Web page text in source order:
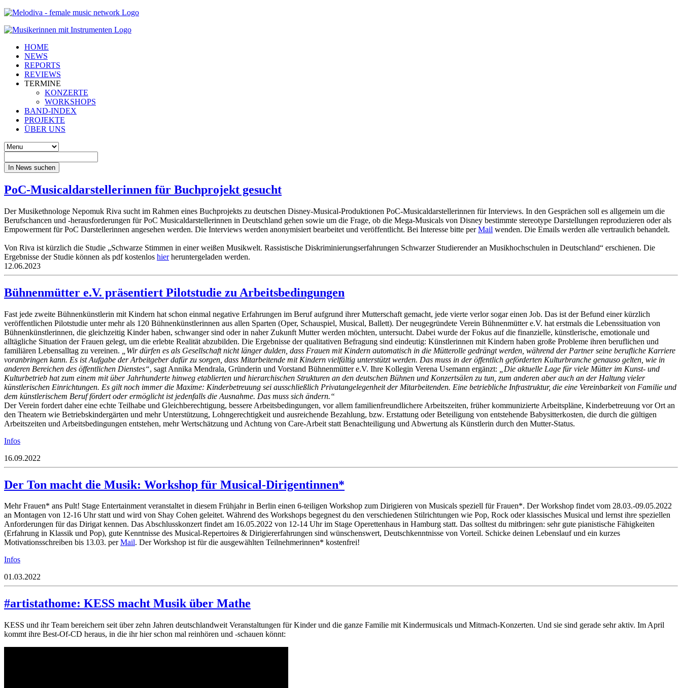
HOME
NEWS
REPORTS
REVIEWS
TERMINE
KONZERTE
WORKSHOPS
BAND-INDEX
PROJEKTE
ÜBER UNS
In News suchen
PoC-Musicaldarstellerinnen für Buchprojekt gesucht
Der Musikethnologe Nepomuk Riva sucht im Rahmen eines Buchprojekts zu deutschen Disney-Musical-Produktionen PoC-Musicaldarstellerinnen für Interviews. In den Gesprächen soll es allgemein um die
Berufschancen und -herausforderungen für PoC Musicaldarstellerinnen in Deutschland gehen sowie um die Frage, ob die Mega-Musicals von Disney bestimmte stereotype Darstellungen reproduzieren oder als
Empowerment für PoC Darstellerinnen angesehen werden. Die Interviews werden anonymisiert bearbeitet und veröffentlicht. Bei Interesse bitte perMail wenden. Die Emails werden alle vertraulich behandelt.
Von Riva ist kürzlich die Studie „Schwarze Stimmen in einer weißen Musikwelt. Rassistische Diskriminierungserfahrungen Schwarzer Studierender an Musikhochschulen in Deutschland“ erschienen. Die
Ergebnisse der Studie können als pdf kostenlos hierheruntergeladen werden.
12.06.2023
Bühnenmütter e.V. präsentiert Pilotstudie zu Arbeitsbedingungen
Fast jede zweite Bühnenkünstlerin mit Kindern hat schon einmal negative Erfahrungen im Beruf aufgrund ihrer Mutterschaft gemacht, jede vierte verlor sogar einen Job. Das ist der Befund einer kürzlich
veröffentlichen Pilotstudie unter mehr als 120 Bühnenkünstlerinnen aus allen Sparten (Oper, Schauspiel, Musical, Ballett). Der neugegründete Verein Bühnenmütter e.V. hat erstmals die Lebenssituation von
Bühnenkünstlerinnen, die gleichzeitig Kinder haben, schwanger sind oder in naher Zukunft Mutter werden möchten, untersucht. Dabei wurde der Fokus auf die finanzielle, künstlerische, emotionale und
alltägliche Situation der Frauen gelegt, um die erlebte Realität abzubilden. Die Ergebnisse der qualitativen Befragung sind eindeutig: Künstlerinnen mit Kindern haben große Probleme ihren beruflichen und
familiären Lebensalltag zu vereinen.
„Wir dürfen es als Gesellschaft nicht länger dulden, dass Frauen mit Kindern automatisch in die Mütterolle gedrängt werden, während der Partner seine berufliche Karriere
voranbringen kann. Es ist Aufgabe der Arbeitgeber dafür zu sorgen, dass Mitarbeitende mit Kindern vielfältig unterstützt werden. Das muss in der öffentlich geförderten Kulturbranche genauso gelten, wie in
anderen Bereichen des öffentlichen Dienstes“, sagt Annika Mendrala, Gründerin und Vorstand Bühnenmütter e.V. Ihre Kollegin Verena Usemann ergänzt:
„Die aktuelle Lage für viele Mütter im Kunst- und
Kulturbetrieb hat zum einem mit über Jahrhunderte hinweg etablierten und hierarchischen Strukturen an den deutschen Bühnen und Konzertsälen zu tun, zum anderen aber auch an der Haltung vieler
künstlerischen Einrichtungen. Es gilt noch immer die Maxime: Kinderbetreuung sei ausschließlich Privatangelegenheit der Mitarbeitenden. Eine betriebliche Infrastruktur, die eine Vereinbarkeit von Familie und
dem künstlerischem Beruf fördert oder ermöglicht ist jedenfalls die Ausnahme. Das muss sich ändern.“
Der Verein fordert daher eine echte Teilhabe und Gleichberechtigung, bessere Arbeitsbedingungen, vor allem familienfreundlichere Arbeitszeiten, früher kommunizierte Arbeitspläne, Kinderbetreuung vor Ort an
den Theatern wie Betriebskindergärten und mehr Unterstützung, Lohngerechtigkeit und ausreichende Bezahlung, bzw. Erstattung oder Beteiligung von entstehende Babysitterkosten, die durch die gültigen
Arbeitszeiten und Arbeitsbedingungen entstehen, mehr Wertschätzung und Achtung von Care-Arbeit statt Benachteiligung und Abwertung als Künstlerin durch den Mutter-Status.
Infos
16.09.2022
Der Ton macht die Musik: Workshop für Musical-Dirigentinnen*
Mehr Frauen* ans Pult! Stage Entertainment veranstaltet in diesem Frühjahr in Berlin einen 6-teiligen Workshop zum Dirigieren von Musicals speziell für Frauen*. Der Workshop findet vom 28.03.-09.05.2022
an Montagen von 12-16 Uhr statt und wird von Shay Cohen geleitet. Während des Workshops begegnest du den verschiedenen Stilrichtungen wie Pop, Rock oder klassisches Musical und lernst ihre speziellen
Anforderungen für das Dirigat kennen. Das Abschlusskonzert findet am 16.05.2022 von 12-14 Uhr im Stage Operettenhaus in Hamburg statt. Das solltest du mitbringen: sehr gute pianistische Fähigkeiten
(Erfahrung in Klassik und Pop), gute Kenntnisse des Musical-Repertoires & Dirigiererfahrungen sind wünschenswert, Deutschkenntnisse von Vorteil. Schicke deinen Lebenslauf und ein kurzes
Motivationsschreiben bis 13.03. perMail. Der Workshop ist für die ausgewählten Teilnehmerinnen* kostenfrei!
Infos
01.03.2022
#artistathome: KESS macht Musik über Mathe
KESS und ihr Team bereichern seit über zehn Jahren deutschlandweit Veranstaltungen für Kinder und die ganze Familie mit Kindermusicals und Mitmach-Konzerten. Und sie sind gerade sehr aktiv. Im April
kommt ihre Best-Of-CD heraus, in die ihr hier schon mal reinhören und -schauen könnt: